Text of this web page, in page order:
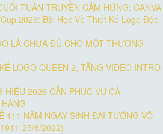
TUẦN TRUYỀN CẢM HỨNG: CANVA
2026: Bài Học Về Thiết Kế Logo Độc
LÀ CHƯA ĐỦ CHO MỘT THƯƠNG
LOGO QUEEN 2, TẶNG VIDEO INTRO
HIỆU 2026 CẦN PHỤC VỤ CẢ
111 NĂM NGÀY SINH ĐẠI TƯỚNG VÕ
25/8/2022)